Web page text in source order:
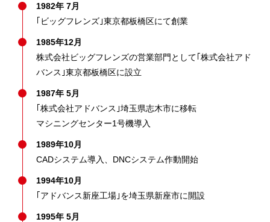
1982年 7月
｢ビッグフレンズ｣東京都板橋区にて創業
1985年12月
株式会社ビッグフレンズの営業部門として｢株式会社アド
バンス｣東京都板橋区に設立
1987年 5月
｢株式会社アドバンス｣埼玉県志木市に移転
マシニングセンター1号機導入
1989年10月
CADシステム導入、DNCシステム作動開始
1994年10月
｢アドバンス新座工場｣を埼玉県新座市に開設
1995年 5月